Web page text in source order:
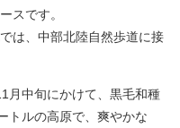
スです。
は、中部北陸自然歩道に接
月中旬にかけて、黒毛和種
トルの高原で、爽やかな